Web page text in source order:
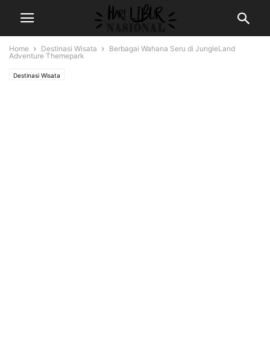
Home Destinasi Wisata
Berbagai Wahana Seru di JungleLand
Adventure Themepark
Destinasi Wisata